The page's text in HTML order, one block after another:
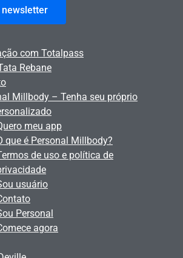
com Totalpass
Rebane
Millbody – Tenha seu próprio
meu app
que é Personal Millbody?
de uso e política de
usuário
Personal
agora